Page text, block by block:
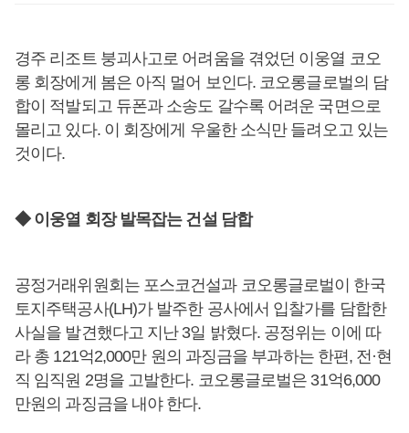
경주 리조트 붕괴사고로 어려움을 겪었던 이웅열 코오
롱 회장에게 봄은 아직 멀어 보인다. 코오롱글로벌의 담
합이 적발되고 듀폰과 소송도 갈수록 어려운 국면으로
몰리고 있다. 이 회장에게 우울한 소식만 들려오고 있는
것이다.
◆ 이웅열 회장 발목잡는 건설 담합
공정거래위원회는 포스코건설과 코오롱글로벌이 한국
토지주택공사(LH)가 발주한 공사에서 입찰가를 담합한
사실을 발견했다고 지난 3일 밝혔다. 공정위는 이에 따
라 총 121억2,000만 원의 과징금을 부과하는 한편, 전·현
직 임직원 2명을 고발한다. 코오롱글로벌은 31억6,000
만원의 과징금을 내야 한다.